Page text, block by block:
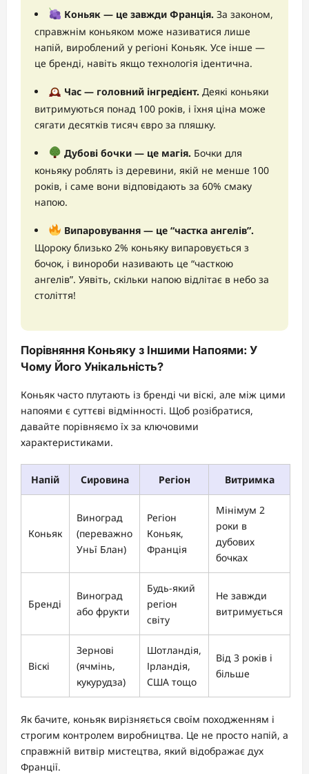
Коньяк — це завжди Франція. За законом,
справжнім коньяком може називатися лише
напій, вироблений у регіоні Коньяк. Усе інше —
це бренді, навіть якщо технологія ідентична.
Час — головний інгредієнт. Деякі коньяки
витримуються понад 100 років, і їхня ціна може
сягати десятків тисяч євро за пляшку.
Дубові бочки — це магія. Бочки для
коньяку роблять із деревини, якій не менше 100
років, і саме вони відповідають за 60% смаку
напою.
Випаровування — це “частка ангелів”.
Щороку близько 2% коньяку випаровується з
бочок, і винороби називають це “часткою
ангелів”. Уявіть, скільки напою відлітає в небо за
століття!
Порівняння Коньяку з Іншими Напоями: У
Чому Його Унікальність?
Коньяк часто плутають із бренді чи віскі, але між цими
напоями є суттєві відмінності. Щоб розібратися,
давайте порівняємо їх за ключовими
характеристиками.
Напій Сировина Регіон Витримка
Коньяк
Виноград
(переважно
Уньї Блан)
Регіон
Коньяк,
Франція
Мінімум 2
роки в
дубових
бочках
Бренді
Виноград
або фрукти
Будь-який
регіон
світу
Не завжди
витримується
Віскі
Зернові
(ячмінь,
кукурудза)
Шотландія,
Ірландія,
США тощо
Від 3 років і
більше
Як бачите, коньяк вирізняється своїм походженням і
строгим контролем виробництва. Це не просто напій, а
справжній витвір мистецтва, який відображає дух
Франції.